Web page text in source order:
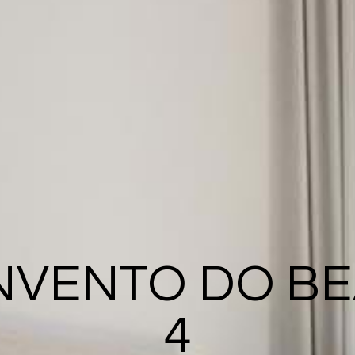
DO
4